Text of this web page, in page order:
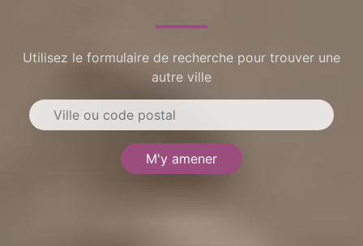
Utilisez le formulaire de recherche pour trouver une
autre ville
M'y amener